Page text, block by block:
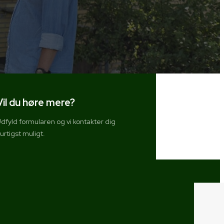
du høre mere?
formularen og vi kontakter dig
muligt.